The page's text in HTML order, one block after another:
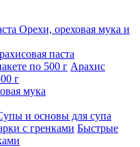
Орехи, ореховая мука и
паста
Арахис
г
мука
и основы для супа
Быстрые